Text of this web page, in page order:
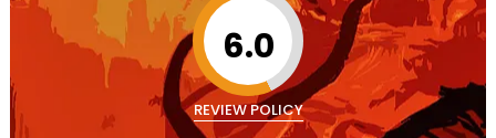
6.0
REVIEW POLICY